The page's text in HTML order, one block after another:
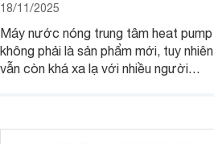
18/11/2025
Máy nước nóng trung tâm heat pump
không phải là sản phẩm mới, tuy nhiên
vẫn còn khá xa lạ với nhiều người